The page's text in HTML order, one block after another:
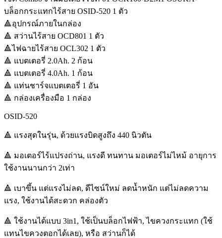
บล็อกกระแทกไร้สาย OSID-520 1 ตัว
🔺อุปกรณ์ภายในกล่อง
🔺 สว่านไร้สาย OCD801 1 ตัว
🔺ไฟฉายไร้สาย OCL302 1 ตัว
🔺 แบตเตอรี่ 2.0Ah. 2 ก้อน
🔺 แบตเตอรี่ 4.0Ah. 1 ก้อน
🔺 แท่นชาร์จแบตเตอรี่ 1 อัน
🔺 กล่องเครื่องมือ 1 กล่อง
OSID-520
🔺 แรงสุดในรุ่น, ด้วยแรงบิดสูงถึง 440 นิวตัน
🔺 มอเตอร์ไร้แปรงถ่าน, แรงดี ทนทาน มอเตอร์ไม่ไหม้ อายุการ
ใช้งานนานกว่า 2เท่า
🔺 เบาขึ้น แต่แรงไม่ลด, ดีไซน์ใหม่ ลดน้ำหนัก แต่ไม่ลดความ
แรง, ใช้งานได้สะดวก คล่องตัว
🔺 ใช้งานได้แบบ 3in1, ใช้เป็นบล็อกไฟฟ้า, ไขควงกระแทก (ใช้
แทนไขควงตอกได้เลย), หรือ สว่านก็ได้